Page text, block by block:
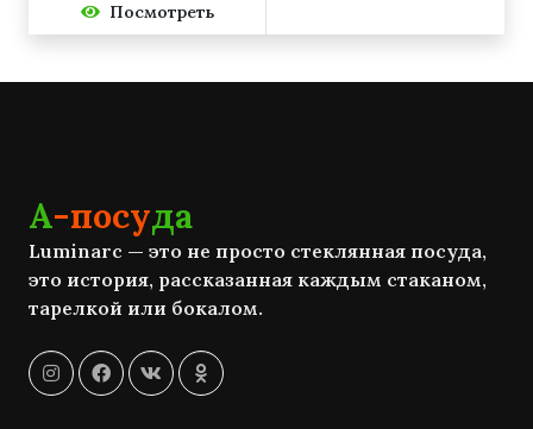
Посмотреть
А-посуда
Luminarc — это не просто стеклянная посуда,
это история, рассказанная каждым стаканом,
тарелкой или бокалом.